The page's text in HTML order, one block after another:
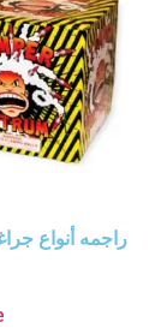
راجمه أنواع